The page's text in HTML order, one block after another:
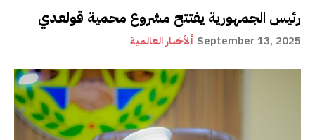
رئيس الجمهورية يفتتح مشروع محمية قولعدي
ألأخبار العالمية September 13, 2025